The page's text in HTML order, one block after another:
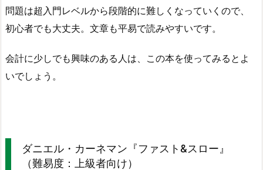
問題は超入門レベルから段階的に難しくなっていくので、
初心者でも大丈夫。文章も平易で読みやすいです。
会計に少しでも興味のある人は、この本を使ってみるとよ
いでしょう。
ダニエル・カーネマン『ファスト&スロー』
（難易度：上級者向け）